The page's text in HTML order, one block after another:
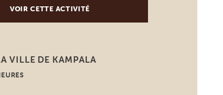
[…]
VOIR CETTE ACTIVITÉ
VILLE DE KAMPALA